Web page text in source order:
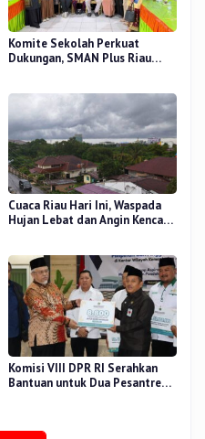
Komite Sekolah Perkuat
Dukungan, SMAN Plus Riau
Cuaca Riau Hari Ini, Waspada
Hujan Lebat dan Angin Kencang
Komisi VIII DPR RI Serahkan
Bantuan untuk Dua Pesantren